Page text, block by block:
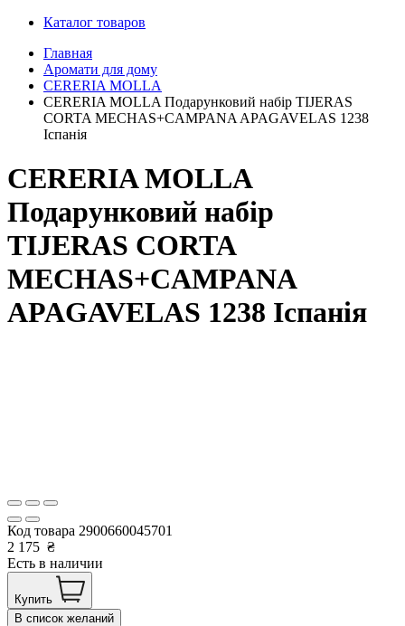
Каталог товаров
Главная
Аромати для дому
CERERIA MOLLA
CERERIA MOLLA Подарунковий набір TIJERAS
CORTA MECHAS+CAMPANA APAGAVELAS 1238
Іспанія
CERERIA MOLLA
Подарунковий набір
TIJERAS CORTA
MECHAS+CAMPANA
APAGAVELAS 1238 Іспанія
Код товара 2900660045701
2 175 ₴
Есть в наличии
Купить
В список желаний